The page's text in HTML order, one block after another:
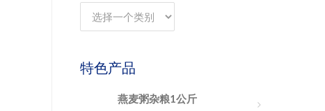
特色产品
燕麦粥杂粮1公斤